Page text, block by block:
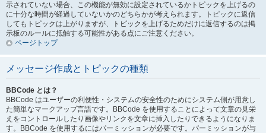
示されていない場合、この機能が無効に設定されているかトピックを上げるの
に十分な時間が経過していないかのどちらかが考えられます。トピックに返信
してもトピックは上がりますが、トピックを上げるためだけに返信するのは掲
示板のルールに抵触する可能性がある点にご注意ください。
ページトップ
メッセージ作成とトピックの種類
BBCode とは？
BBCode はユーザーの利便性・システムの安全性のためにシステム側が用意し
た簡単なマークアップ言語です。BBCode を使用することによって文章の見栄
えをコントロールしたり画像やリンクを文章に挿入したりできるようになりま
す。BBCode を使用するにはパーミッションが必要です。パーミッションが与